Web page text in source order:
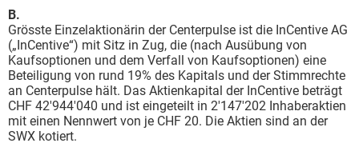
B.
Grösste Einzelaktionärin der Centerpulse ist die InCentive AG
(„InCentive“) mit Sitz in Zug, die (nach Ausübung von
Kaufsoptionen und dem Verfall von Kaufsoptionen) eine
Beteiligung von rund 19% des Kapitals und der Stimmrechte
an Centerpulse hält. Das Aktienkapital der InCentive beträgt
CHF 42'944'040 und ist eingeteilt in 2'147'202 Inhaberaktien
mit einen Nennwert von je CHF 20. Die Aktien sind an der
SWX kotiert.